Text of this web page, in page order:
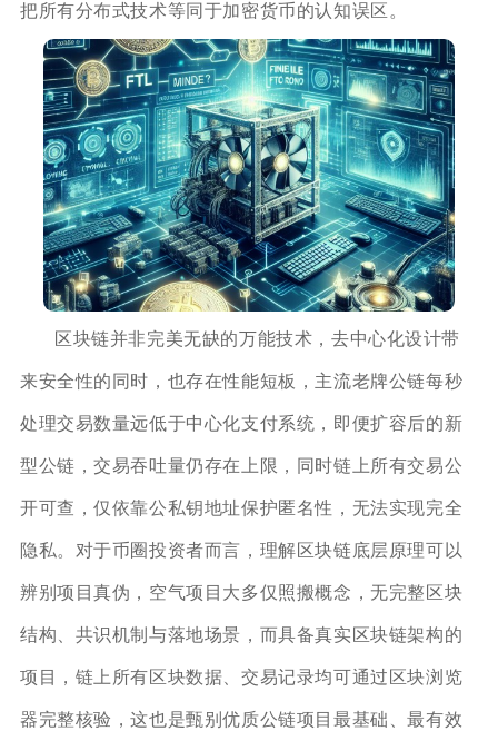
把所有分布式技术等同于加密货币的认知误区。
区块链并非完美无缺的万能技术，去中心化设计带
来安全性的同时，也存在性能短板，主流老牌公链每秒
处理交易数量远低于中心化支付系统，即便扩容后的新
型公链，交易吞吐量仍存在上限，同时链上所有交易公
开可查，仅依靠公私钥地址保护匿名性，无法实现完全
隐私。对于币圈投资者而言，理解区块链底层原理可以
辨别项目真伪，空气项目大多仅照搬概念，无完整区块
结构、共识机制与落地场景，而具备真实区块链架构的
项目，链上所有区块数据、交易记录均可通过区块浏览
器完整核验，这也是甄别优质公链项目最基础、最有效